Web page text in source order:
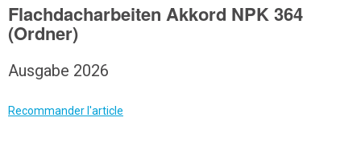
Flachdacharbeiten Akkord NPK 364
(Ordner)
Ausgabe 2026
Recommander l'article